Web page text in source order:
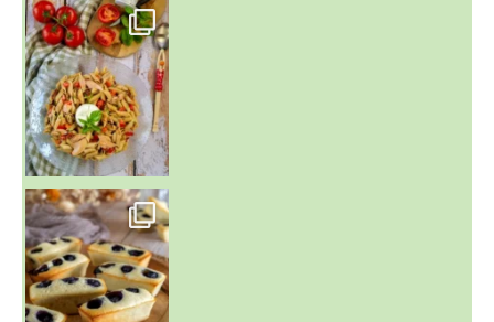
~ SALADE DE PÂTES AUX DEUX TOMATES THON ET BURRA
~ FINANCIERS MYRTILLES ET CITRON ~
Aujourd'hu